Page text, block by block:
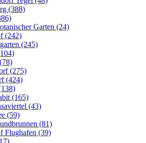
(388)
Garten (24)
(242)
(245)
(275)
(424)
(165)
(43)
(59)
(81)
Flughafen (39)